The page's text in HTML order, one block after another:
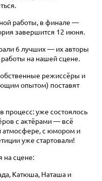
работы, в финале —
завершится 12 июня.
6 лучших — их авторы
на нашей сцене.
режиссёры и
опытом) поставят
процесс: уже состоялось
с актёрами — всё
атмосфере, с юмором и
уже стартовали!
на сцене:
Катюша, Наташа и